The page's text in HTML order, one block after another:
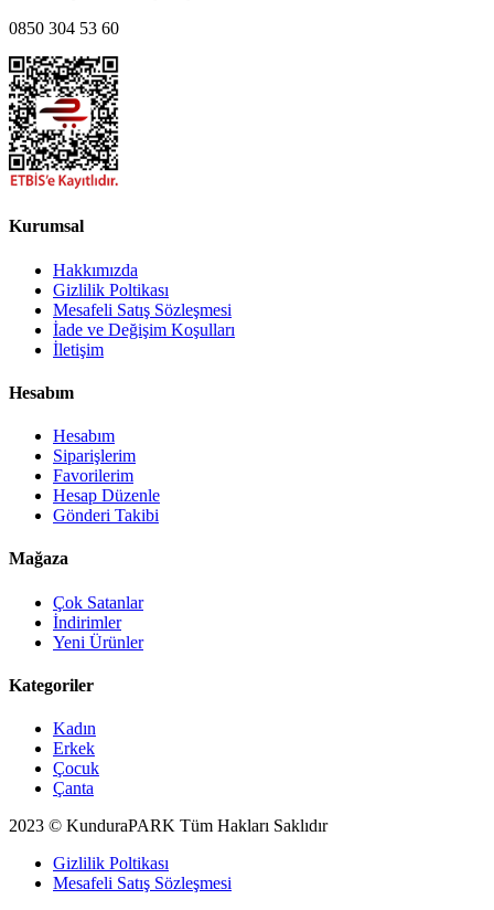
0850 304 53 60
Kurumsal
Hakkımızda
Gizlilik Poltikası
Mesafeli Satış Sözleşmesi
İade ve Değişim Koşulları
İletişim
Hesabım
Hesabım
Siparişlerim
Favorilerim
Hesap Düzenle
Gönderi Takibi
Mağaza
Çok Satanlar
İndirimler
Yeni Ürünler
Kategoriler
Kadın
Erkek
Çocuk
Çanta
2023 © KunduraPARK Tüm Hakları Saklıdır
Gizlilik Poltikası
Mesafeli Satış Sözleşmesi